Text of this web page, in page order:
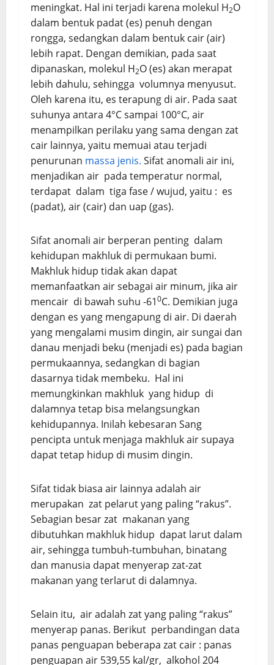
meningkat. Hal ini terjadi karena molekul H2O
dalam bentuk padat (es) penuh dengan
rongga, sedangkan dalam bentuk cair (air)
lebih rapat. Dengan demikian, pada saat
dipanaskan, molekul H2O (es) akan merapat
lebih dahulu, sehingga volumnya menyusut.
Oleh karena itu, es terapung di air. Pada saat
suhunya antara 4°C sampai 100°C, air
menampilkan perilaku yang sama dengan zat
cair lainnya, yaitu memuai atau terjadi
penurunan massa jenis. Sifat anomali air ini,
menjadikan air pada temperatur normal,
terdapat dalam tiga fase / wujud, yaitu : es
(padat), air (cair) dan uap (gas).
Sifat anomali air berperan penting dalam
kehidupan makhluk di permukaan bumi.
Makhluk hidup tidak akan dapat
memanfaatkan air sebagai air minum, jika air
mencair di bawah suhu -610C. Demikian juga
dengan es yang mengapung di air. Di daerah
yang mengalami musim dingin, air sungai dan
danau menjadi beku (menjadi es) pada bagian
permukaannya, sedangkan di bagian
dasarnya tidak membeku. Hal ini
memungkinkan makhluk yang hidup di
dalamnya tetap bisa melangsungkan
kehidupannya. Inilah kebesaran Sang
pencipta untuk menjaga makhluk air supaya
dapat tetap hidup di musim dingin.
Sifat tidak biasa air lainnya adalah air
merupakan zat pelarut yang paling “rakus”.
Sebagian besar zat makanan yang
dibutuhkan makhluk hidup dapat larut dalam
air, sehingga tumbuh-tumbuhan, binatang
dan manusia dapat menyerap zat-zat
makanan yang terlarut di dalamnya.
Selain itu, air adalah zat yang paling “rakus”
menyerap panas. Berikut perbandingan data
panas penguapan beberapa zat cair : panas
penguapan air 539,55 kal/gr, alkohol 204